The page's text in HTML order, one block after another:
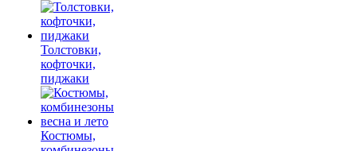
Толстовки,
кофточки,
пиджаки
Костюмы,